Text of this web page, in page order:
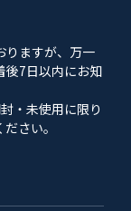
りますが、万一
後7日以内にお知
・未使用に限り
さい。